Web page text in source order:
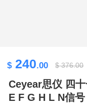
$ 240.00 $ 376.00
Ceyear思仪 四
E F G H L N信